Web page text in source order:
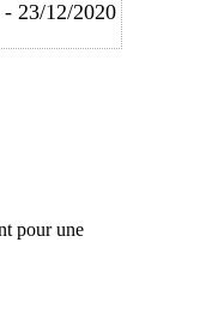
- 23/12/2020
pour une